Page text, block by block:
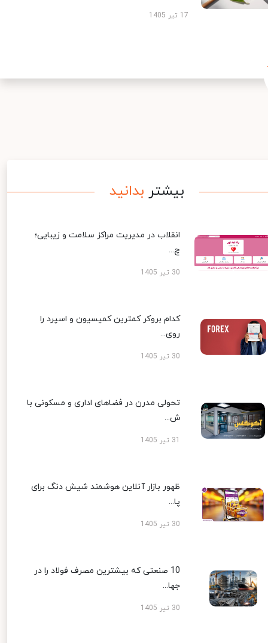
17 تیر 1405
بیشتر بدانید
انقلاب در مدیریت مراکز سلامت و زیبایی؛
چ...
30 تیر 1405
کدام بروکر کمترین کمیسیون و اسپرد را
روی...
30 تیر 1405
تحولی مدرن در فضاهای اداری و مسکونی با
ش...
ظهور بازار آنلاین هوشمند شیش دنگ برای
پا...
30 تیر 1405
10 صنعتی که بیشترین مصرف فولاد را در
جها...
30 تیر 1405